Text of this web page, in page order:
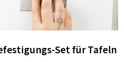
Set für Tafeln